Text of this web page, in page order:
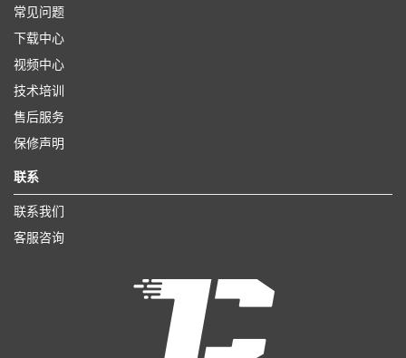
常见问题
下载中心
视频中心
技术培训
售后服务
保修声明
联系
联系我们
客服咨询